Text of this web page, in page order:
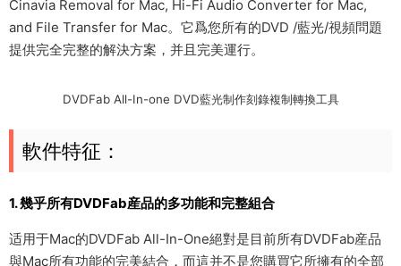
Cinavia Removal for Mac, Hi-Fi Audio Converter for Mac,
and File Transfer for Mac。它爲您所有的DVD /藍光/視頻問題
提供完全完整的解決方案，并且完美運行。
DVDFab All-In-one DVD藍光制作刻錄複制轉換工具
軟件特征：
1. 幾乎所有DVDFab産品的多功能和完整組合
适用于Mac的DVDFab All-In-One絕對是目前所有DVDFab産品
與Mac所有功能的完美結合，而這并不是您購買它所擁有的全部